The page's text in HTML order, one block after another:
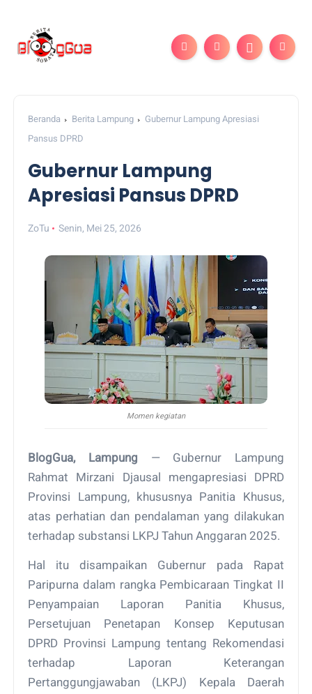
Beranda Berita Lampung
Gubernur Lampung Apresiasi
Pansus DPRD
Gubernur Lampung
Apresiasi Pansus DPRD
ZoTu Senin, Mei 25, 2026
Momen kegiatan
BlogGua, Lampung — Gubernur Lampung
Rahmat Mirzani Djausal mengapresiasi DPRD
Provinsi Lampung, khususnya Panitia Khusus,
atas perhatian dan pendalaman yang dilakukan
terhadap substansi LKPJ Tahun Anggaran 2025.
Hal itu disampaikan Gubernur pada Rapat
Paripurna dalam rangka Pembicaraan Tingkat II
Penyampaian Laporan Panitia Khusus,
Persetujuan Penetapan Konsep Keputusan
DPRD Provinsi Lampung tentang Rekomendasi
terhadap Laporan Keterangan
Pertanggungjawaban (LKPJ) Kepala Daerah